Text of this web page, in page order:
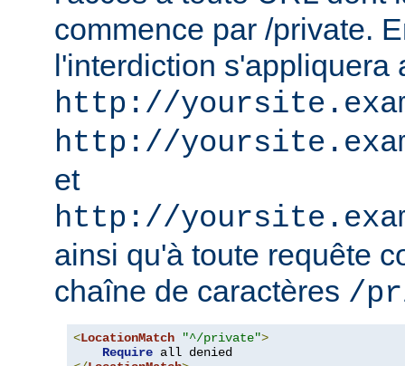
commence par /private.
l'interdiction s'appliquera
http://
http://
et
http://
ainsi qu'à toute requête
chaîne de caractères /
<LocationMatch "^/private">
Require